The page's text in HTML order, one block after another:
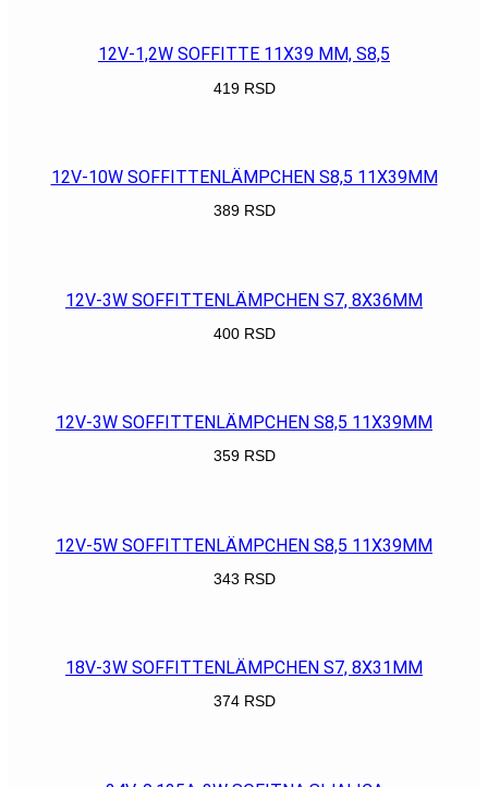
12V-1,2W SOFFITTE 11X39 MM, S8,5
419 RSD
12V-10W SOFFITTENLÄMPCHEN S8,5 11X39MM
389 RSD
12V-3W SOFFITTENLÄMPCHEN S7, 8X36MM
400 RSD
12V-3W SOFFITTENLÄMPCHEN S8,5 11X39MM
359 RSD
12V-5W SOFFITTENLÄMPCHEN S8,5 11X39MM
343 RSD
18V-3W SOFFITTENLÄMPCHEN S7, 8X31MM
374 RSD